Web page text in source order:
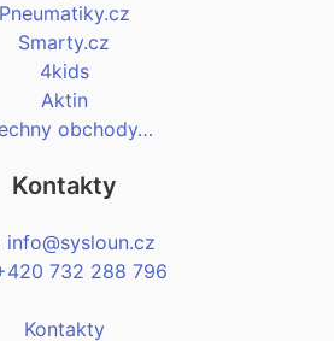
Pneumatiky.cz
Smarty.cz
4kids
Aktin
obchody…
Kontakty
info@sysloun.cz
732 288 796
Kontakty